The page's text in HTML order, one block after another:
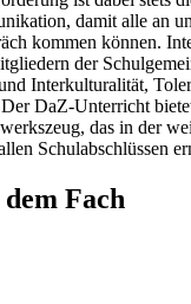
damit alle an
kommen können.
der
Interkulturalität,
DaZ-Unterricht
das in der
Schulabschlüssen
Fach